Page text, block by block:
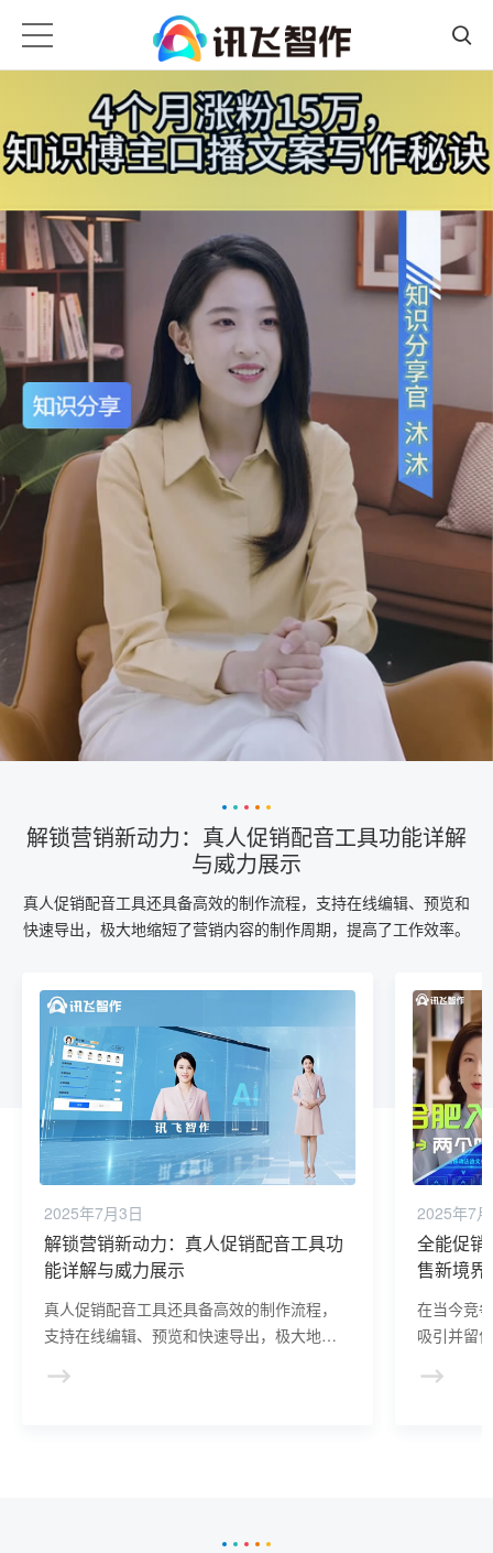
解锁营销新动力：真人促销配音工具功能详解
与威力展示
真人促销配音工具还具备高效的制作流程，支持在线编辑、预览和
快速导出，极大地缩短了营销内容的制作周期，提高了工作效率。
2025年7月3日
解锁营销新动力：真人促销配音工具功
能详解与威力展示
真人促销配音工具还具备高效的制作流程，
支持在线编辑、预览和快速导出，极大地缩
率。
2025年7
全能促销
售新境界
在当今竞
吸引并留
以其独特